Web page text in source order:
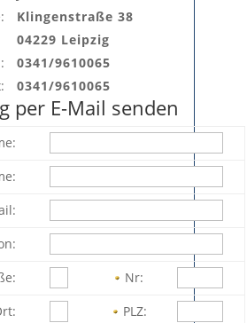
Klingenstraße 38
04229 Leipzig
0341/9610065
0341/9610065
per E-Mail senden
Nr:
PLZ: